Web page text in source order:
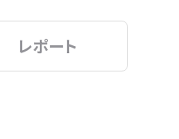
レポート